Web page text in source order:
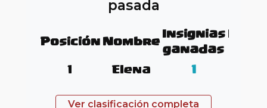
pasada
Posición Nombre
Insignias
ganadas
1
Elena 1
Ver clasificación completa